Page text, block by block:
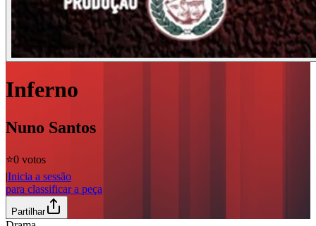
Inferno
Nuno Santos
⭐️0 votos
|Inicia a sessão
para classificar a peça
Partilhar